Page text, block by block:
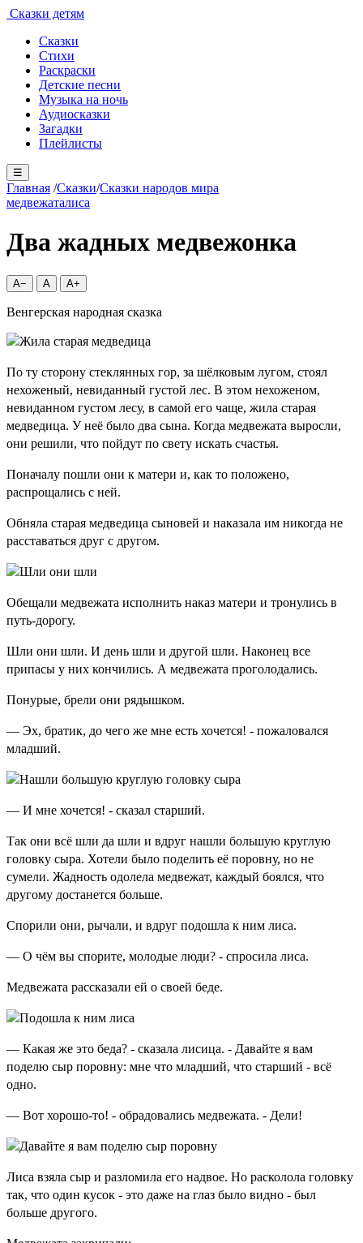
Сказки детям
Сказки
Стихи
Раскраски
Детские песни
Музыка на ночь
Аудиосказки
Загадки
Плейлисты
☰
Главная /Сказки/Сказки народов мира
медвежаталиса
Два жадных медвежонка
A− A A+
Венгерская народная сказка
По ту сторону стеклянных гор, за шёлковым лугом, стоял
нехоженый, невиданный густой лес. В этом нехоженом,
невиданном густом лесу, в самой его чаще, жила старая
медведица. У неё было два сына. Когда медвежата выросли,
они решили, что пойдут по свету искать счастья.
Поначалу пошли они к матери и, как то положено,
распрощались с ней.
Обняла старая медведица сыновей и наказала им никогда не
расставаться друг с другом.
Обещали медвежата исполнить наказ матери и тронулись в
путь-дорогу.
Шли они шли. И день шли и другой шли. Наконец все
припасы у них кончились. А медвежата проголодались.
Понурые, брели они рядышком.
— Эх, братик, до чего же мне есть хочется! - пожаловался
младший.
— И мне хочется! - сказал старший.
Так они всё шли да шли и вдруг нашли большую круглую
головку сыра. Хотели было поделить её поровну, но не
сумели. Жадность одолела медвежат, каждый боялся, что
другому достанется больше.
Спорили они, рычали, и вдруг подошла к ним лиса.
— О чём вы спорите, молодые люди? - спросила лиса.
Медвежата рассказали ей о своей беде.
— Какая же это беда? - сказала лисица. - Давайте я вам
поделю сыр поровну: мне что младший, что старший - всё
одно.
— Вот хорошо-то! - обрадовались медвежата. - Дели!
Лиса взяла сыр и разломила его надвое. Но расколола головку
так, что один кусок - это даже на глаз было видно - был
больше другого.